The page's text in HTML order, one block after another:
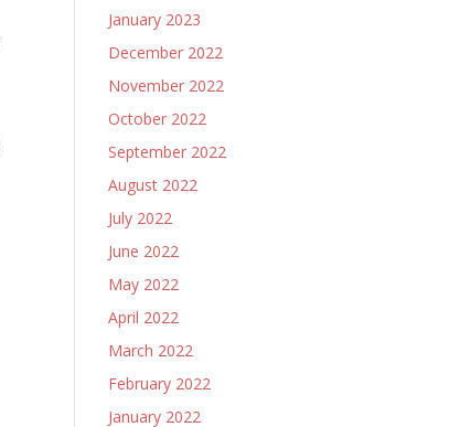
January 2023
December 2022
November 2022
October 2022
September 2022
August 2022
July 2022
June 2022
May 2022
April 2022
March 2022
February 2022
January 2022